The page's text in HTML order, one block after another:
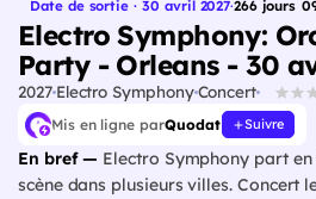
Date de sortie · 30 avril 2027·266 jours
Electro Symphony:
Party - Orleans - 30
2027Electro SymphonyConcert
Mis en ligne parQuodat Suivre
En bref — Electro Symphony part
scène dans plusieurs villes. Concert